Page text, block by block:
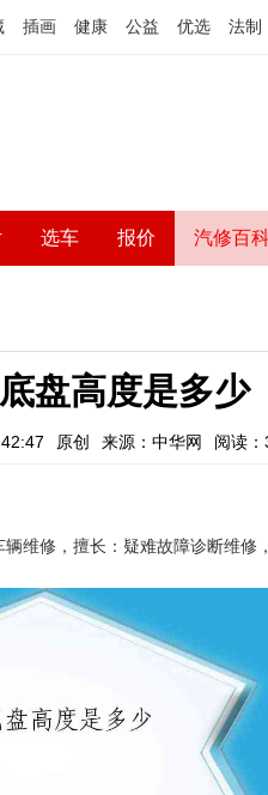
插画 健康 公益 优选 法制
选车 报价 汽修百
盘高度是多少
原创 来源：中华网 阅读